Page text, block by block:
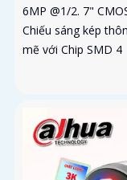
6MP @1/2. 7"
Chiếu sáng kép
mẽ với Chip SMD 4